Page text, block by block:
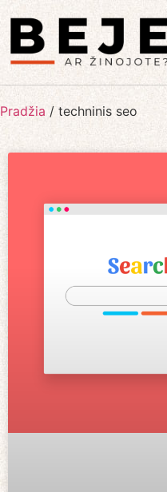
Pradžia / techninis seo